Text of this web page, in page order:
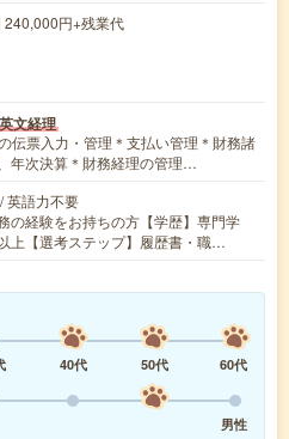
円+残業代
文経理
伝票入力・管理＊支払い管理＊財務諸
年次決算＊財務経理の管理…
英語力不要
の経験をお持ちの方【学歴】専門学
上【選考ステップ】履歴書・職…
40代 50代
60代
男性